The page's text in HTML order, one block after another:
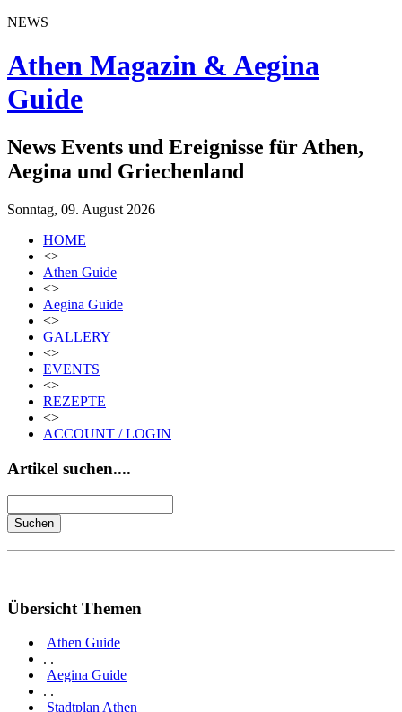
NEWS
Athen Magazin & Aegina
Guide
News Events und Ereignisse für Athen,
Aegina und Griechenland
Sonntag, 09. August 2026
HOME
<>
Athen Guide
<>
Aegina Guide
<>
GALLERY
<>
EVENTS
<>
REZEPTE
<>
ACCOUNT / LOGIN
Artikel suchen....
Übersicht Themen
Athen Guide
. .
Aegina Guide
. .
Stadtplan Athen